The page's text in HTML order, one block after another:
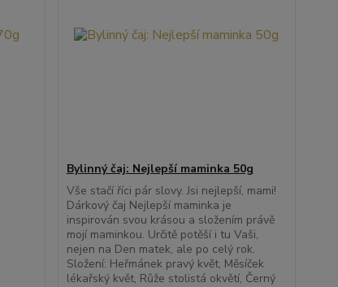
Bylinný čaj: Nejlepší maminka 50g
Vše stačí říci pár slovy. Jsi nejlepší, mami!
Dárkový čaj Nejlepší maminka je
inspirován svou krásou a složením právě
mojí maminkou. Určitě potěší i tu Vaši,
nejen na Den matek, ale po celý rok.
Složení: Heřmánek pravý květ, Měsíček
lékařský květ, Růže stolistá okvětí, Černý